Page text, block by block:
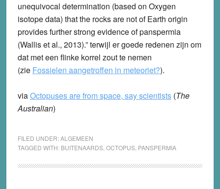
unequivocal determination (based on Oxygen
isotope data) that the rocks are not of Earth origin
provides further strong evidence of panspermia
(Wallis et al., 2013).” terwijl er goede redenen zijn om
dat met een flinke korrel zout te nemen
(zie Fossielen aangetroffen in meteoriet?).
viaOctopuses are from space, say scientists(The
Australian)
FILED UNDER:ALGEMEEN
TAGGED WITH: BUITENAARDS, OCTOPUS, PANSPERMIA